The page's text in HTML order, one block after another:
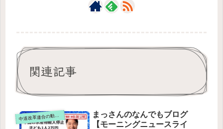
関連記事
中道改革連合の動画をテキスト要約
まっさんのなんでもブログ
【モーニングニュースライ